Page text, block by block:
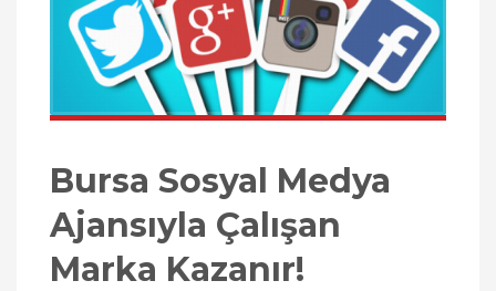
Bursa Sosyal Medya
Ajansıyla Çalışan
Marka Kazanır!